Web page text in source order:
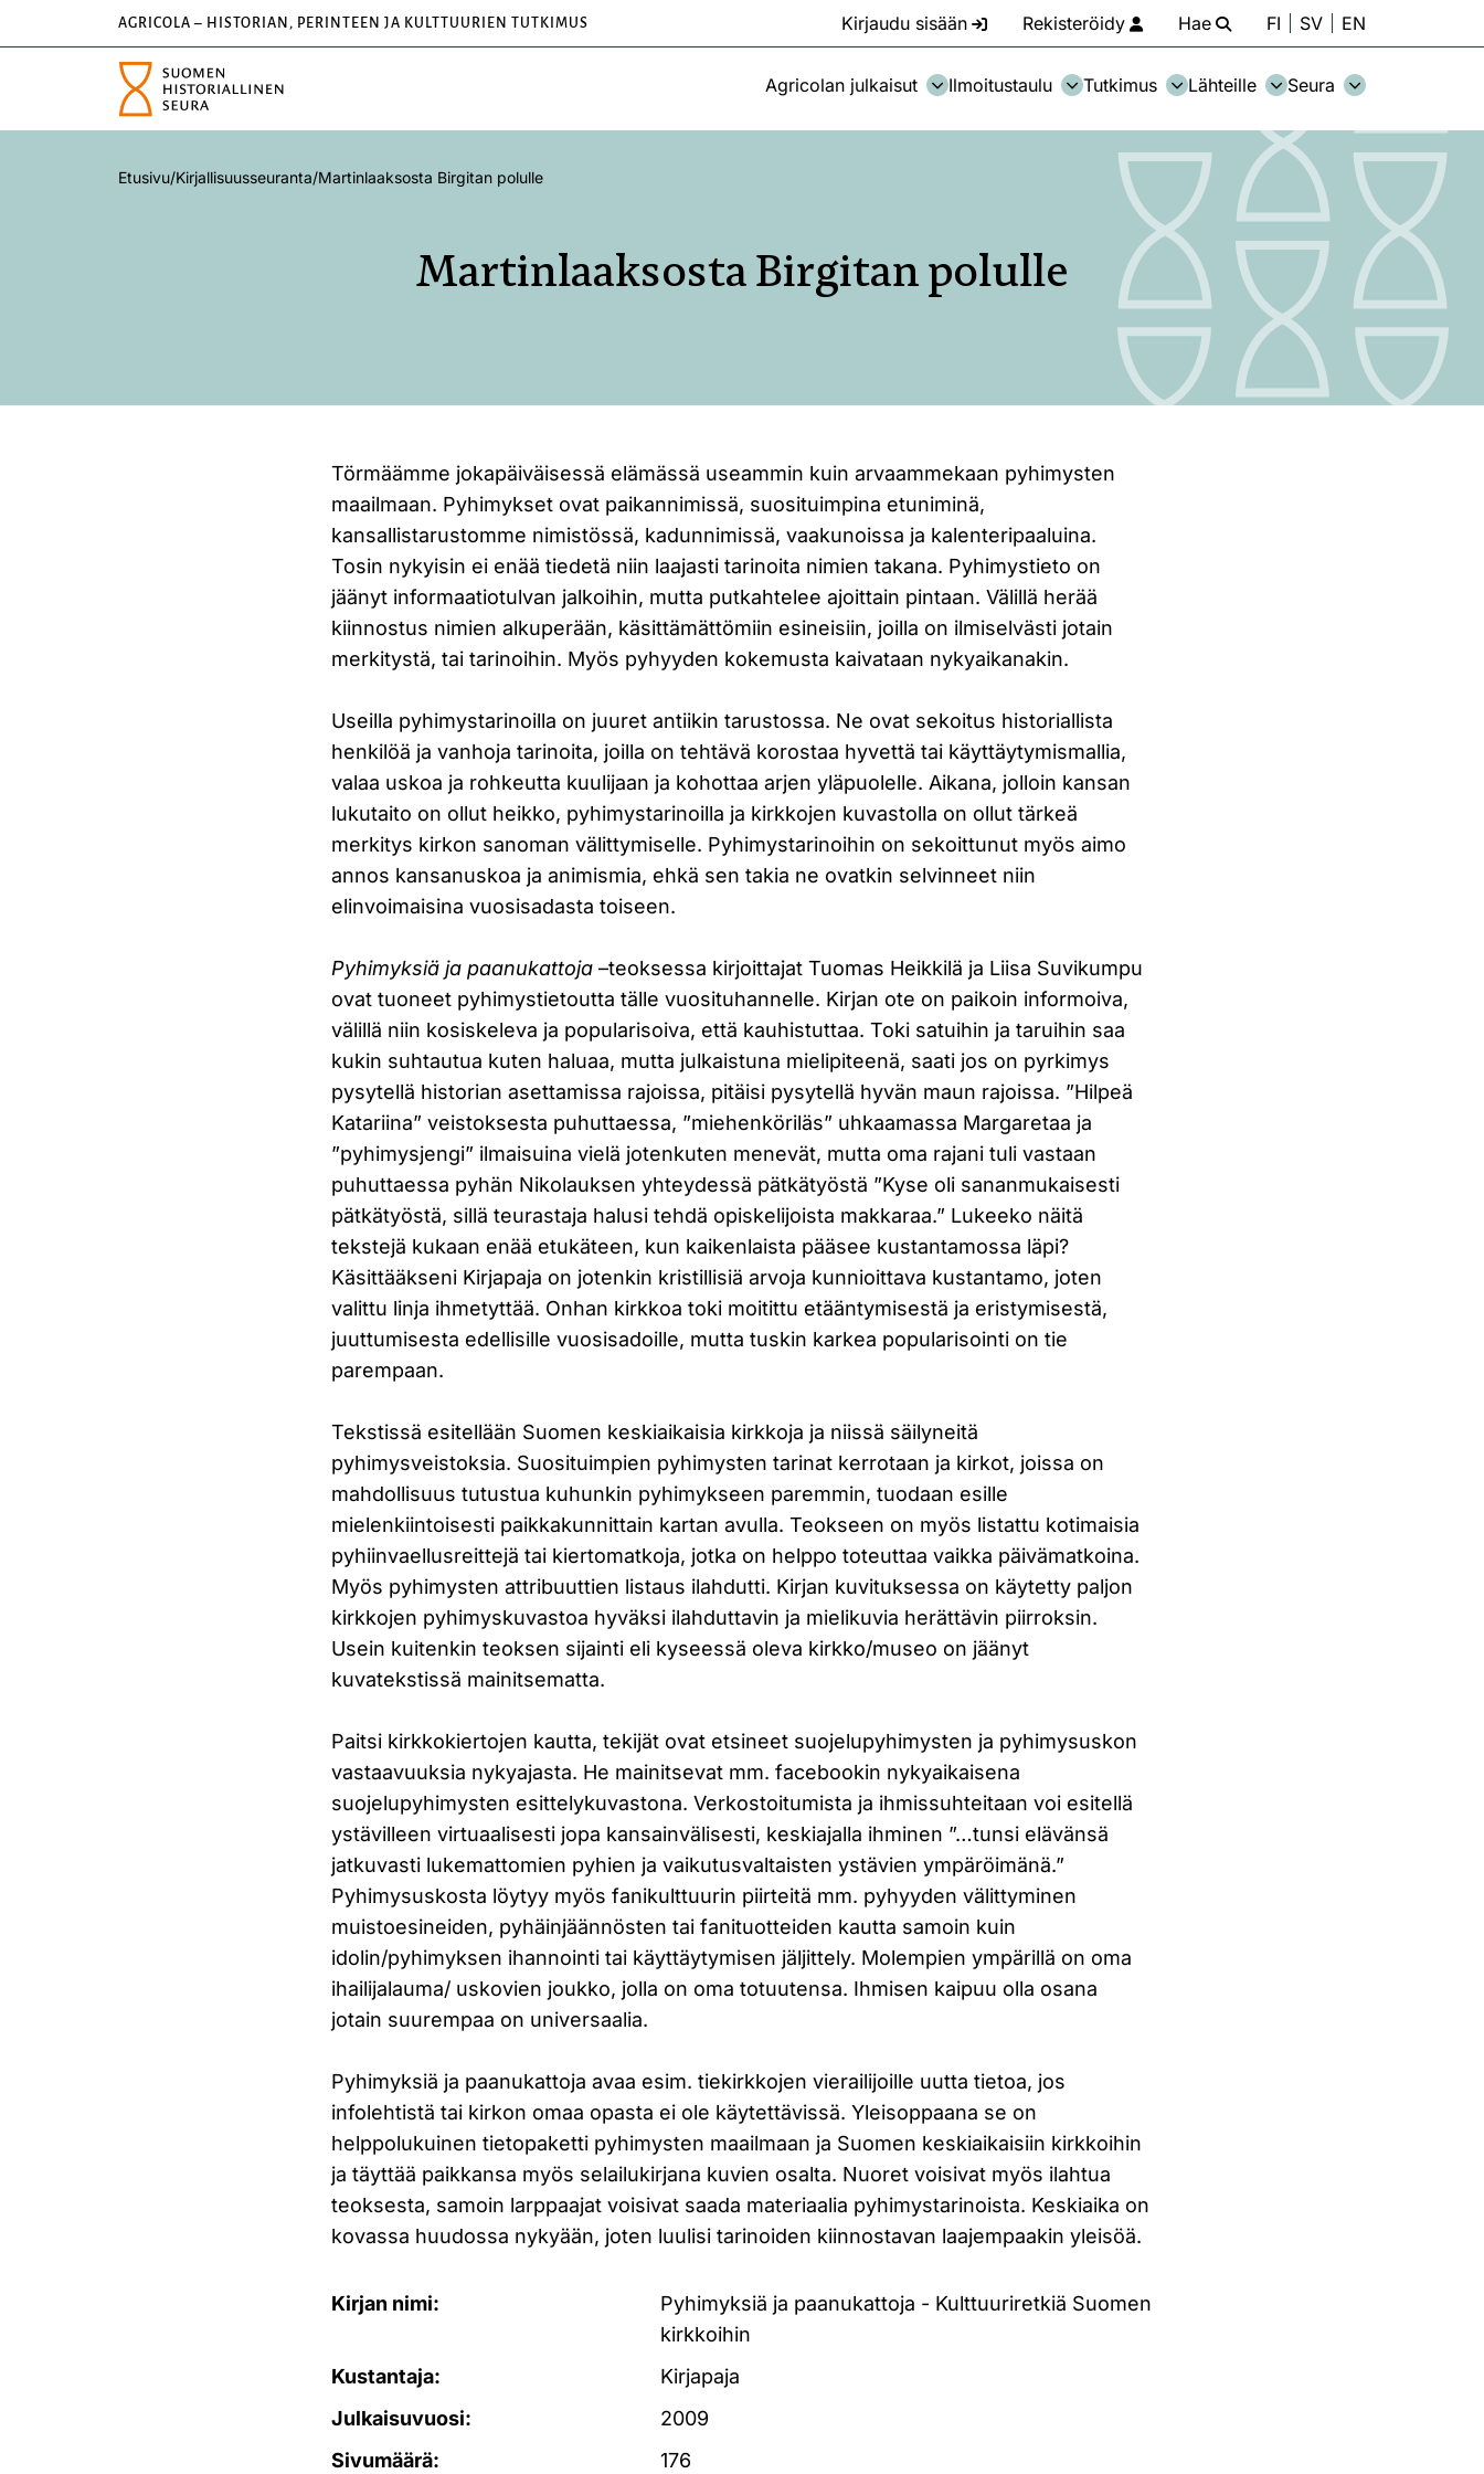
AGRICOLA – HISTORIAN, PERINTEEN JA KULTTUURIEN TUTKIMUS Kirjaudu sisään Rekisteröidy Hae FI SV EN
Agricolan julkaisut Ilmoitustaulu Tutkimus Lähteille Seura
Etusivu/Kirjallisuusseuranta/Martinlaaksosta Birgitan polulle
Martinlaaksosta Birgitan polulle
Törmäämme jokapäiväisessä elämässä useammin kuin arvaammekaan pyhimysten
maailmaan. Pyhimykset ovat paikannimissä, suosituimpina etuniminä,
kansallistarustomme nimistössä, kadunnimissä, vaakunoissa ja kalenteripaaluina.
Tosin nykyisin ei enää tiedetä niin laajasti tarinoita nimien takana. Pyhimystieto on
jäänyt informaatiotulvan jalkoihin, mutta putkahtelee ajoittain pintaan. Välillä herää
kiinnostus nimien alkuperään, käsittämättömiin esineisiin, joilla on ilmiselvästi jotain
merkitystä, tai tarinoihin. Myös pyhyyden kokemusta kaivataan nykyaikanakin.
Useilla pyhimystarinoilla on juuret antiikin tarustossa. Ne ovat sekoitus historiallista
henkilöä ja vanhoja tarinoita, joilla on tehtävä korostaa hyvettä tai käyttäytymismallia,
valaa uskoa ja rohkeutta kuulijaan ja kohottaa arjen yläpuolelle. Aikana, jolloin kansan
lukutaito on ollut heikko, pyhimystarinoilla ja kirkkojen kuvastolla on ollut tärkeä
merkitys kirkon sanoman välittymiselle. Pyhimystarinoihin on sekoittunut myös aimo
annos kansanuskoa ja animismia, ehkä sen takia ne ovatkin selvinneet niin
elinvoimaisina vuosisadasta toiseen.
Pyhimyksiä ja paanukattoja –teoksessa kirjoittajat Tuomas Heikkilä ja Liisa Suvikumpu
ovat tuoneet pyhimystietoutta tälle vuosituhannelle. Kirjan ote on paikoin informoiva,
välillä niin kosiskeleva ja popularisoiva, että kauhistuttaa. Toki satuihin ja taruihin saa
kukin suhtautua kuten haluaa, mutta julkaistuna mielipiteenä, saati jos on pyrkimys
pysytellä historian asettamissa rajoissa, pitäisi pysytellä hyvän maun rajoissa. ”Hilpeä
Katariina” veistoksesta puhuttaessa, ”miehenköriläs” uhkaamassa Margaretaa ja
”pyhimysjengi” ilmaisuina vielä jotenkuten menevät, mutta oma rajani tuli vastaan
puhuttaessa pyhän Nikolauksen yhteydessä pätkätyöstä ”Kyse oli sananmukaisesti
pätkätyöstä, sillä teurastaja halusi tehdä opiskelijoista makkaraa.” Lukeeko näitä
tekstejä kukaan enää etukäteen, kun kaikenlaista pääsee kustantamossa läpi?
Käsittääkseni Kirjapaja on jotenkin kristillisiä arvoja kunnioittava kustantamo, joten
valittu linja ihmetyttää. Onhan kirkkoa toki moitittu etääntymisestä ja eristymisestä,
juuttumisesta edellisille vuosisadoille, mutta tuskin karkea popularisointi on tie
parempaan.
Tekstissä esitellään Suomen keskiaikaisia kirkkoja ja niissä säilyneitä
pyhimysveistoksia. Suosituimpien pyhimysten tarinat kerrotaan ja kirkot, joissa on
mahdollisuus tutustua kuhunkin pyhimykseen paremmin, tuodaan esille
mielenkiintoisesti paikkakunnittain kartan avulla. Teokseen on myös listattu kotimaisia
pyhiinvaellusreittejä tai kiertomatkoja, jotka on helppo toteuttaa vaikka päivämatkoina.
Myös pyhimysten attribuuttien listaus ilahdutti. Kirjan kuvituksessa on käytetty paljon
kirkkojen pyhimyskuvastoa hyväksi ilahduttavin ja mielikuvia herättävin piirroksin.
Usein kuitenkin teoksen sijainti eli kyseessä oleva kirkko/museo on jäänyt
kuvatekstissä mainitsematta.
Paitsi kirkkokiertojen kautta, tekijät ovat etsineet suojelupyhimysten ja pyhimysuskon
vastaavuuksia nykyajasta. He mainitsevat mm. facebookin nykyaikaisena
suojelupyhimysten esittelykuvastona. Verkostoitumista ja ihmissuhteitaan voi esitellä
ystävilleen virtuaalisesti jopa kansainvälisesti, keskiajalla ihminen ”…tunsi elävänsä
jatkuvasti lukemattomien pyhien ja vaikutusvaltaisten ystävien ympäröimänä.”
Pyhimysuskosta löytyy myös fanikulttuurin piirteitä mm. pyhyyden välittyminen
muistoesineiden, pyhäinjäännösten tai fanituotteiden kautta samoin kuin
idolin/pyhimyksen ihannointi tai käyttäytymisen jäljittely. Molempien ympärillä on oma
ihailijalauma/ uskovien joukko, jolla on oma totuutensa. Ihmisen kaipuu olla osana
jotain suurempaa on universaalia.
Pyhimyksiä ja paanukattoja avaa esim. tiekirkkojen vierailijoille uutta tietoa, jos
infolehtistä tai kirkon omaa opasta ei ole käytettävissä. Yleisoppaana se on
helppolukuinen tietopaketti pyhimysten maailmaan ja Suomen keskiaikaisiin kirkkoihin
ja täyttää paikkansa myös selailukirjana kuvien osalta. Nuoret voisivat myös ilahtua
teoksesta, samoin larppaajat voisivat saada materiaalia pyhimystarinoista. Keskiaika on
kovassa huudossa nykyään, joten luulisi tarinoiden kiinnostavan laajempaakin yleisöä.
Kirjan nimi:
Pyhimyksiä ja paanukattoja - Kulttuuriretkiä Suomen
kirkkoihin
Kustantaja:
Kirjapaja
Julkaisuvuosi:
2009
Sivumäärä:
176